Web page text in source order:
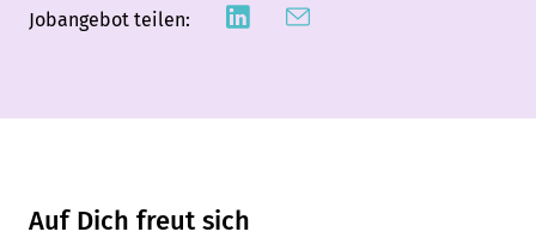
Jobangebot teilen:
Auf Dich freut sich